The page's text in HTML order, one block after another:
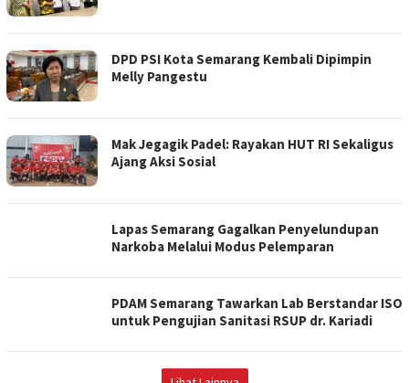
DPD PSI Kota Semarang Kembali Dipimpin
Melly Pangestu
Mak Jegagik Padel: Rayakan HUT RI Sekaligus
Ajang Aksi Sosial
Lapas Semarang Gagalkan Penyelundupan
Narkoba Melalui Modus Pelemparan
PDAM Semarang Tawarkan Lab Berstandar ISO
untuk Pengujian Sanitasi RSUP dr. Kariadi